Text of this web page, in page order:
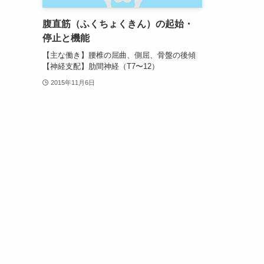
腹直筋（ふくちょくきん）の起始・
停止と機能
【主な働き】腰椎の屈曲、側屈、骨盤の後傾
【神経支配】肋間神経（T7〜12）
2015年11月6日